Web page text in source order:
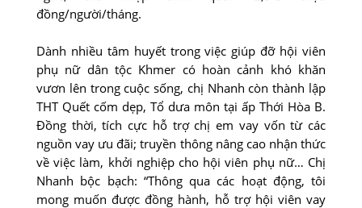
đồng/người/tháng.
Dành nhiều tâm huyết trong việc giúp đỡ hội viên
phụ nữ dân tộc Khmer có hoàn cảnh khó khăn
vươn lên trong cuộc sống, chị Nhanh còn thành lập
THT Quết cốm dẹp, Tổ dưa môn tại ấp Thới Hòa B.
Ðồng thời, tích cực hỗ trợ chị em vay vốn từ các
nguồn vay ưu đãi; truyền thông nâng cao nhận thức
về việc làm, khởi nghiệp cho hội viên phụ nữ… Chị
Nhanh bộc bạch: “Thông qua các hoạt động, tôi
mong muốn được đồng hành, hỗ trợ hội viên vay